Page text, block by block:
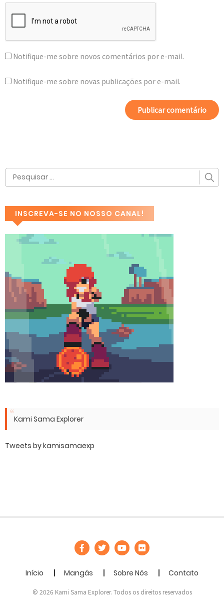
Notifique-me sobre novos comentários por e-mail.
Notifique-me sobre novas publicações por e-mail.
INSCREVA-SE NO NOSSO CANAL!
Kami Sama Explorer
Tweets by kamisamaexp
Início Mangás Sobre Nós Contato
© 2026 Kami Sama Explorer. Todos os direitos reservados